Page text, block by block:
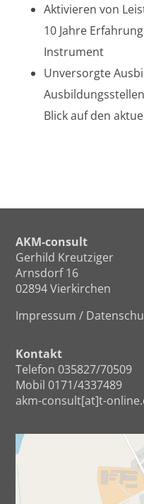
Aktivieren von
10 Jahre
Instrument
Unversorgte
Blick auf den
AKM-consult
Gerhild Kreutziger
Arnsdorf 16
02894 Vierkirchen
Impressum /
Kontakt
Telefon 035827/70509
Mobil 0171/4337489
akm-consult[at]t-